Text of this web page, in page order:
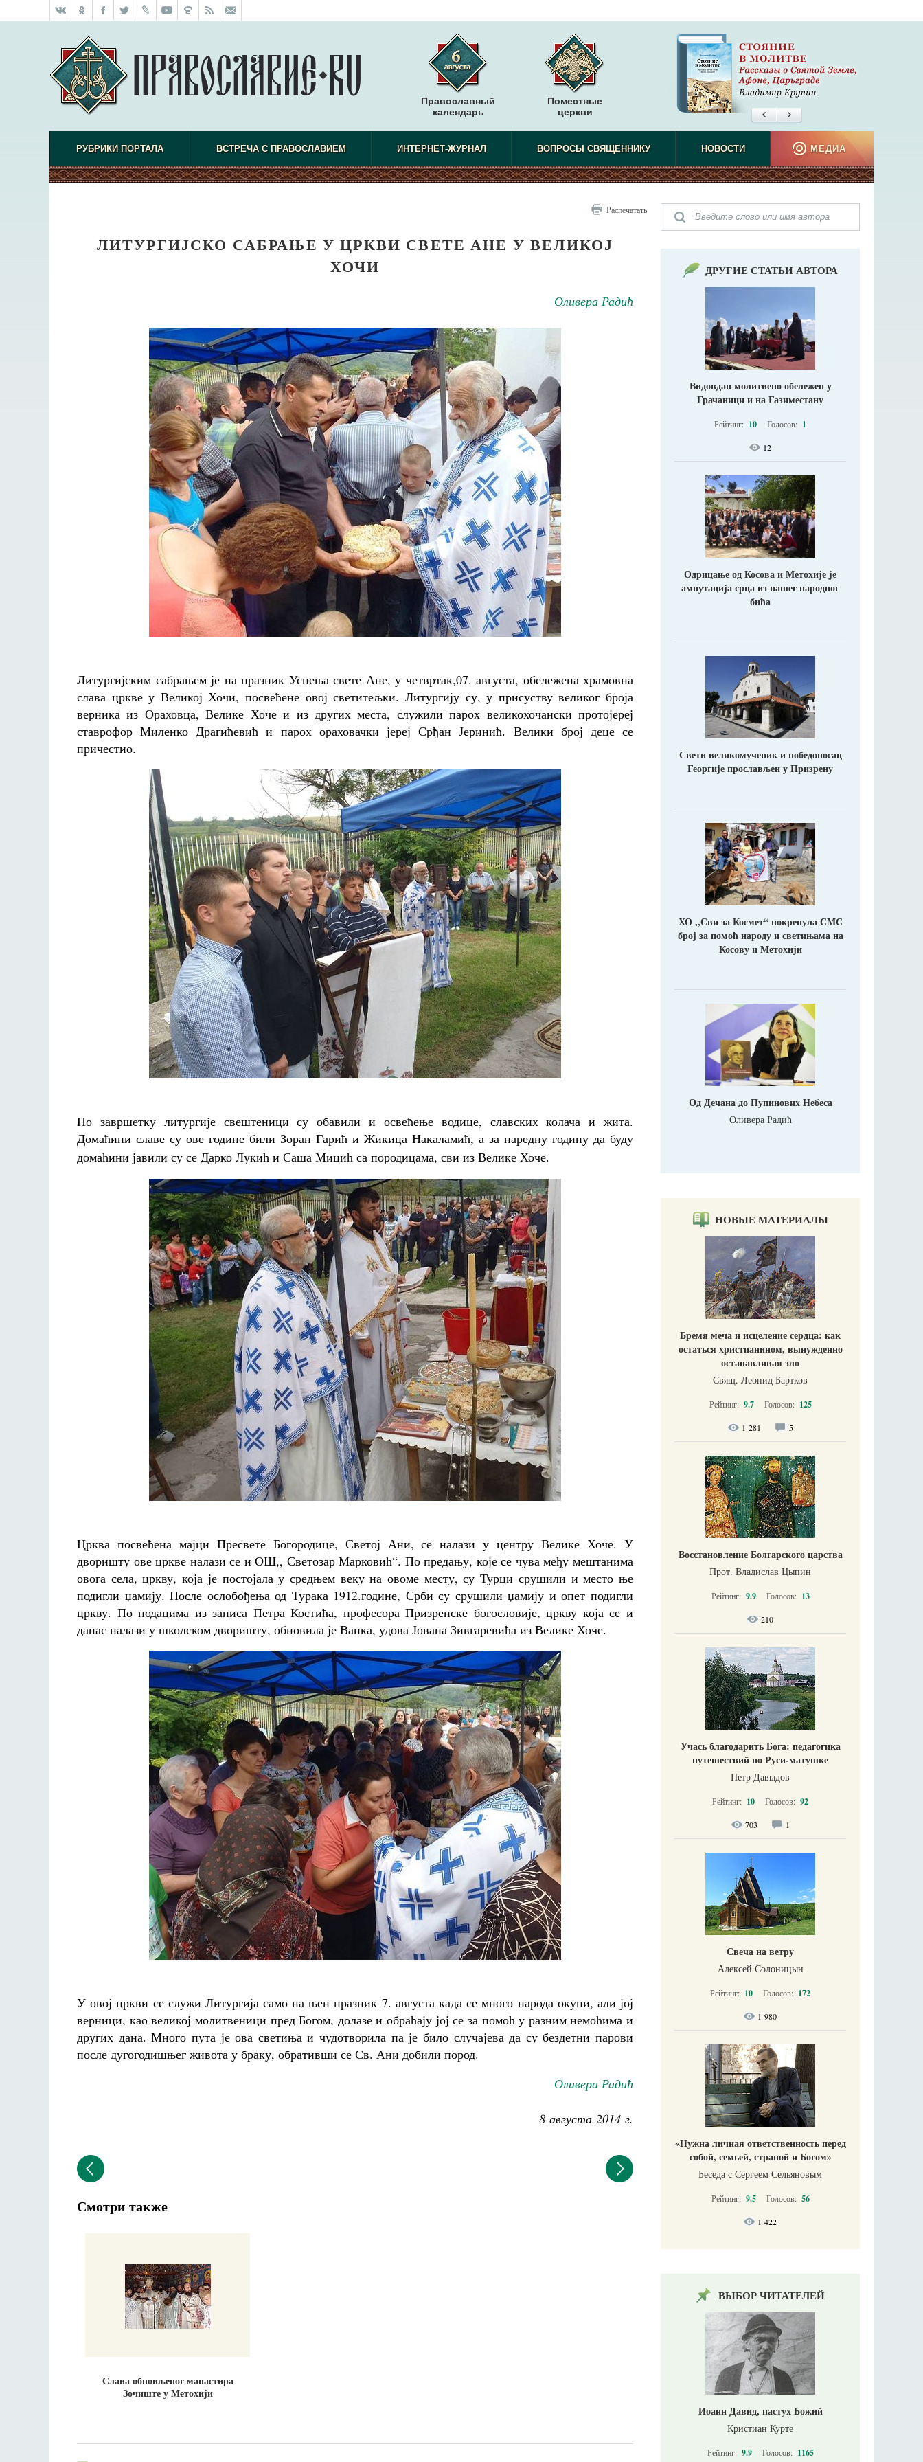
Поместные
церкви
Православный
календарь
РУБРИКИ ПОРТАЛА ВСТРЕЧА С ПРАВОСЛАВИЕМ ИНТЕРНЕТ-ЖУРНАЛ ВОПРОСЫ СВЯЩЕННИКУ НОВОСТИ МЕДИА
Распечатать
ЛИТУРГИЈСКО САБРАЊЕ У ЦРКВИ СВЕТЕ АНЕ У ВЕЛИКОЈ
ХОЧИ
Оливера Радић
Литургијским сабрањем је на празник Успења свете Ане, у четвртак,07. августа, обележена храмовна
слава цркве у Великој Хочи, посвећене овој светитељки. Литургију су, у присуству великог броја
верника из Ораховца, Велике Хоче и из других места, служили парох великохочански протојереј
ставрофор Миленко Драгићевић и парох ораховачки јереј Срђан Јеринић. Велики број деце се
причестио.
По завршетку литургије свештеници су обавили и освећење водице, славских колача и жита.
Домаћини славе су ове године били Зоран Гарић и Жикица Накаламић, а за наредну годину да буду
домаћини јавили су се Дарко Лукић и Саша Мицић са породицама, сви из Велике Хоче.
Црква посвећена мајци Пресвете Богородице, Светој Ани, се налази у центру Велике Хоче. У
дворишту ове цркве налази се и ОШ,, Светозар Марковић“. По предању, које се чува међу мештанима
овога села, цркву, која је постојала у средњем веку на овоме месту, су Турци срушили и место ње
подигли џамију. После ослобођења од Турака 1912.године, Срби су срушили џамију и опет подигли
цркву. По подацима из записа Петра Костића, професора Призренске богословије, цркву која се и
данас налази у школском дворишту, обновила је Ванка, удова Јована Зивгаревића из Велике Хоче.
У овој цркви се служи Литургија само на њен празник 7. августа када се много народа окупи, али јој
верници, као великој молитвеници пред Богом, долазе и обраћају јој се за помоћ у разним немоћима и
других дана. Много пута је ова светиња и чудотворила па је било случајева да су бездетни парови
после дугогодишњег живота у браку, обративши се Св. Ани добили пород.
Оливера Радић
8 августа 2014 г.
Смотри также
Слава обновљеног манастира
Зочиште у Метохији
ДРУГИЕ СТАТЬИ АВТОРА
Видовдан молитвено обележен у
Грачаници и на Газиместану
Рейтинг: 10 Голосов: 1
12
Одрицање од Косова и Метохије jе
ампутација срца из нашег народног
бића
Свети великомученик и победоносац
Георгије прослављен у Призрену
ХО ,,Сви за Космет“ покренула СМС
број за помоћ народу и светињама на
Косову и Метохији
Од Дечана до Пупинових Небеса
Оливера Радић
НОВЫЕ МАТЕРИАЛЫ
Бремя меча и исцеление сердца: как
остаться христианином, вынужденно
останавливая зло
Свящ. Леонид Бартков
Рейтинг: 9.7 Голосов: 125
1 281 5
Восстановление Болгарского царства
Прот. Владислав Цыпин
Рейтинг: 9.9 Голосов: 13
210
Учась благодарить Бога: педагогика
путешествий по Руси-матушке
Петр Давыдов
Рейтинг: 10 Голосов: 92
703 1
Свеча на ветру
Алексей Солоницын
Рейтинг: 10 Голосов: 172
1 980
«Нужна личная ответственность перед
собой, семьей, страной и Богом»
Беседа с Сергеем Сельяновым
Рейтинг: 9.5 Голосов: 56
1 422
ВЫБОР ЧИТАТЕЛЕЙ
Иоанн Давид, пастух Божий
Кристиан Курте
Рейтинг: 9.9 Голосов: 1165